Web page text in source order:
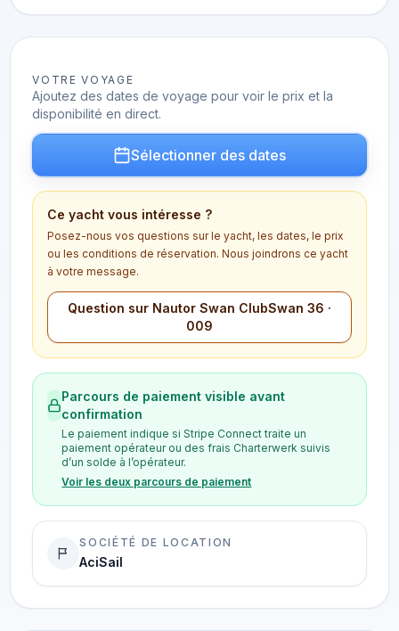
VOTRE VOYAGE
Ajoutez des dates de voyage pour voir le prix et la
disponibilité en direct.
Sélectionner des dates
Ce yacht vous intéresse ?
Posez-nous vos questions sur le yacht, les dates, le prix
ou les conditions de réservation. Nous joindrons ce yacht
à votre message.
Question sur Nautor Swan ClubSwan 36 ·
009
Parcours de paiement visible avant
confirmation
Le paiement indique si Stripe Connect traite un
paiement opérateur ou des frais Charterwerk suivis
d’un solde à l’opérateur.
Voir les deux parcours de paiement
SOCIÉTÉ DE LOCATION
AciSail